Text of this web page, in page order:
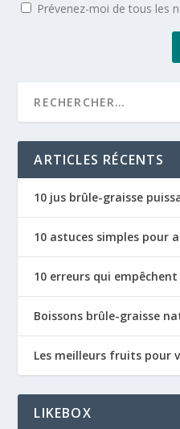
Prévenez-moi de tous les
ARTICLES RÉCENTS
10 jus brûle-graisse
10 astuces simples pour
10 erreurs qui
Boissons brûle-graisse
Les meilleurs fruits pour
LIKEBOX